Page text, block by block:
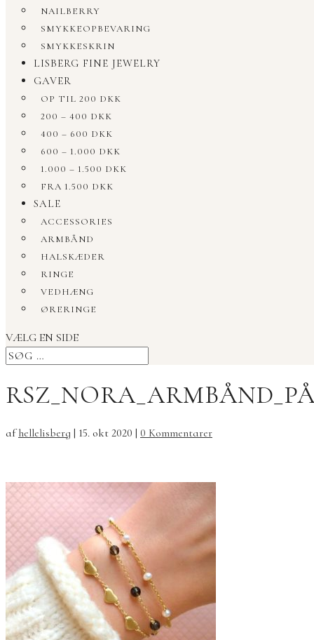
NAILBERRY
SMYKKEOPBEVARING
SMYKKESKRIN
LISBERG FINE JEWELRY
GAVER
OP TIL 200 DKK
200 – 400 DKK
400 – 600 DKK
600 – 1.000 DKK
1.000 – 1.500 DKK
FRA 1.500 DKK
SALE
ACCESSORIES
ARMBÅND
HALSKÆDER
RINGE
VEDHÆNG
ØRERINGE
VÆLG EN SIDE
afhellelisberg | 15. okt 2020 | 0 Kommentarer